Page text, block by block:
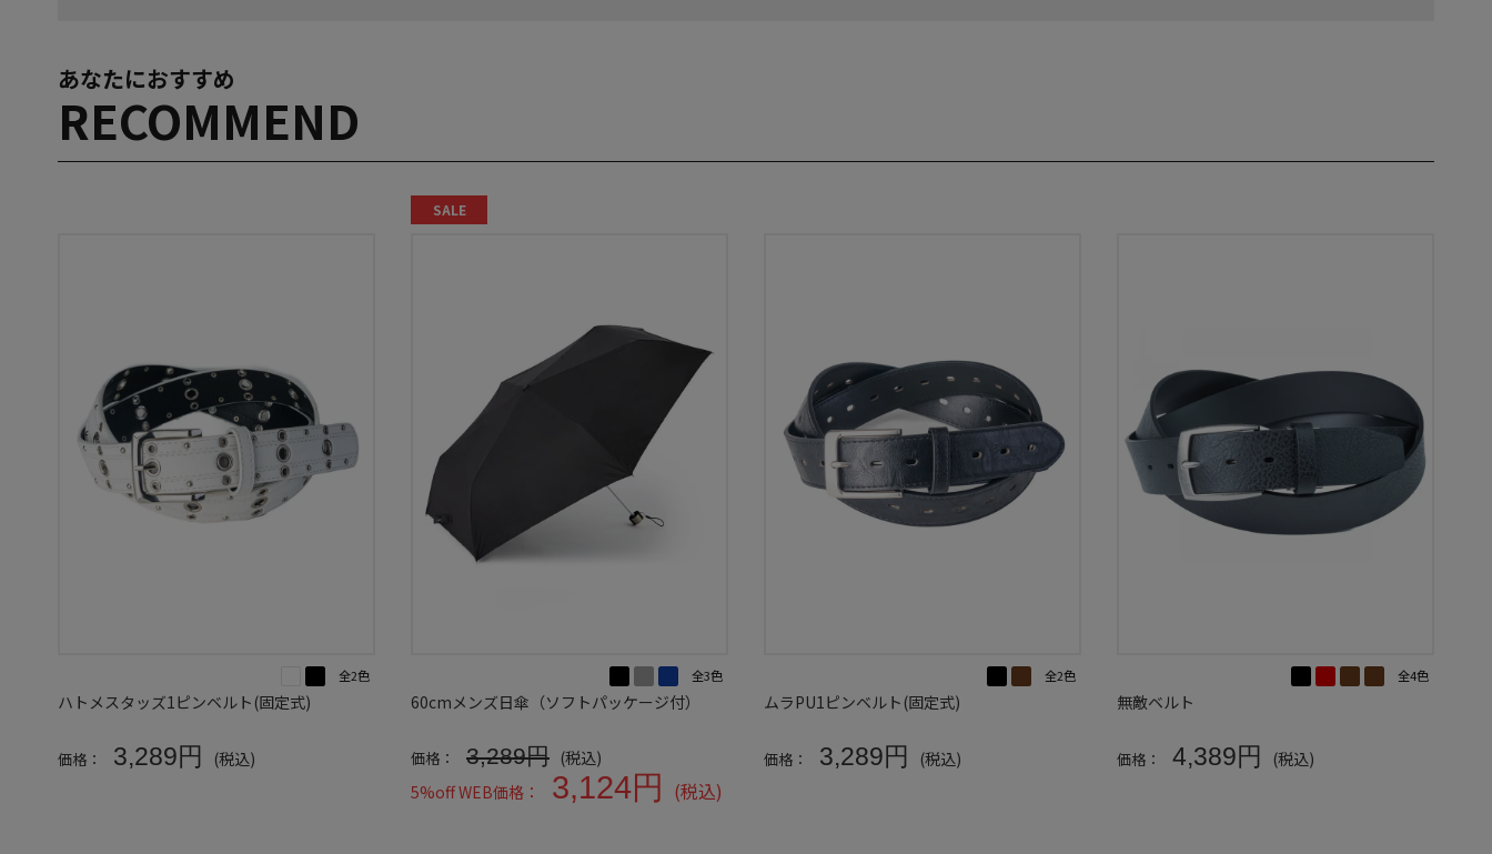
あなたにおすすめ
RECOMMEND
全2色
ハトメスタッズ1ピンベルト(固定式)
価格： 3,289円 (税込)
SALE
全3色
60cmメンズ日傘（ソフトパッケージ付）
価格： 3,289円 (税込)
5%offWEB価格： 3,124円 (税込)
全2色
ムラPU1ピンベルト(固定式)
価格： 3,289円 (税込)
全4色
無敵ベルト
価格： 4,389円 (税込)